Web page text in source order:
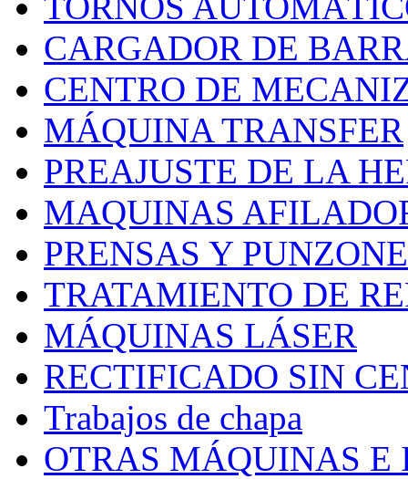
CARGADOR DE
CENTRO DE
MÁQUINA TRANSFER
PREAJUSTE DE LA
MAQUINAS
PRENSAS Y
TRATAMIENTO DE
MÁQUINAS LÁSER
RECTIFICADO SIN
Trabajos de chapa
OTRAS MÁQUINAS E